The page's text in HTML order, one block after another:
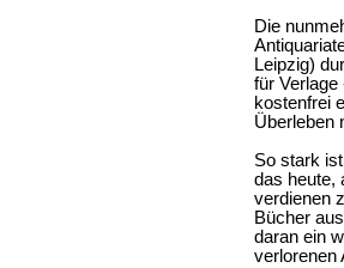
Die
Leipzig)
für
kostenfrei
Überleben
So stark
das heute,
verdienen
Bücher
daran ein
verlorenen